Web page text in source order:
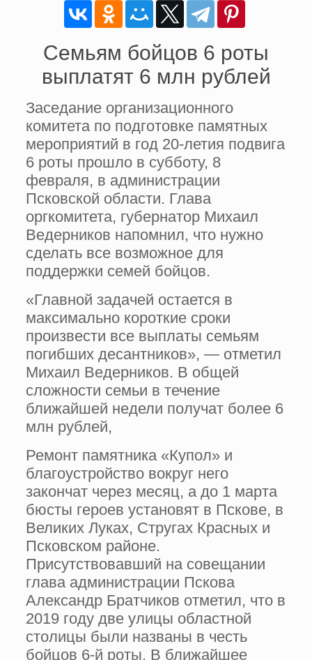
Семьям бойцов 6 роты
выплатят 6 млн рублей
Заседание организационного
комитета по подготовке памятных
мероприятий в год 20-летия подвига
6 роты прошло в субботу, 8
февраля, в администрации
Псковской области. Глава
оргкомитета, губернатор Михаил
Ведерников напомнил, что нужно
сделать все возможное для
поддержки семей бойцов.
«Главной задачей остается в
максимально короткие сроки
произвести все выплаты семьям
погибших десантников», — отметил
Михаил Ведерников. В общей
сложности семьи в течение
ближайшей недели получат более 6
млн рублей,
Ремонт памятника «Купол» и
благоустройство вокруг него
закончат через месяц, а до 1 марта
бюсты героев установят в Пскове, в
Великих Луках, Стругах Красных и
Псковском районе.
Присутствовавший на совещании
глава администрации Пскова
Александр Братчиков отметил, что в
2019 году две улицы областной
столицы были названы в честь
бойцов 6-й роты. В ближайшее